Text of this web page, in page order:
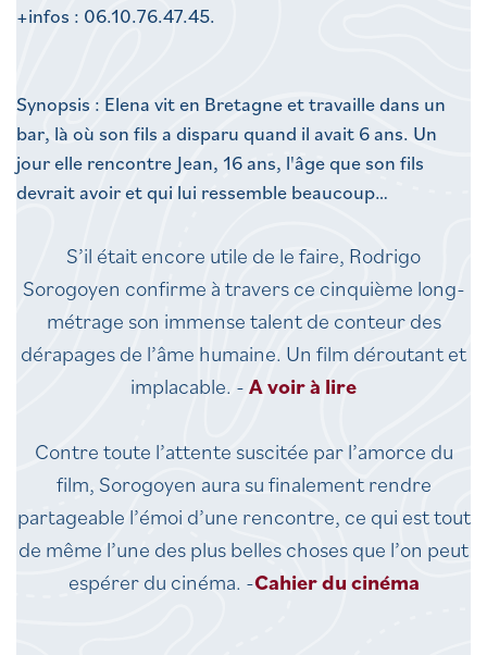
+infos : 06.10.76.47.45.
Synopsis : Elena vit en Bretagne et travaille dans un
bar, là où son fils a disparu quand il avait 6 ans. Un
jour elle rencontre Jean, 16 ans, l'âge que son fils
devrait avoir et qui lui ressemble beaucoup…
S’il était encore utile de le faire, Rodrigo
Sorogoyen confirme à travers ce cinquième long-
métrage son immense talent de conteur des
dérapages de l’âme humaine. Un film déroutant et
implacable. -A voir à lire
Contre toute l’attente suscitée par l’amorce du
film, Sorogoyen aura su finalement rendre
partageable l’émoi d’une rencontre, ce qui est tout
de même l’une des plus belles choses que l’on peut
espérer du cinéma. -Cahier du cinéma